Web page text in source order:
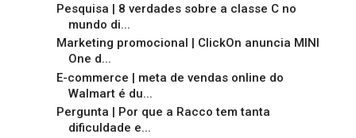
Pesquisa | 8 verdades sobre a classe C no
mundo di...
Marketing promocional | ClickOn anuncia MINI
One d...
E-commerce | meta de vendas online do
Walmart é du...
Pergunta | Por que a Racco tem tanta
dificuldade e...